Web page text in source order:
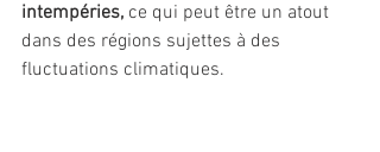
intempéries, ce qui peut être un atout
dans des régions sujettes à des
fluctuations climatiques.